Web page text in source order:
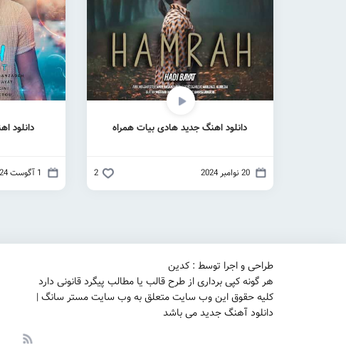
دانلود اهنگ جدید هادی بیات همراه
20 نوامبر 2024 2
دانلود
1 آگوست 2024
طراحی و اجرا توسط : کدین
هر گونه کپی برداری از طرح قالب یا مطالب پیگرد قانونی دارد
کلیه حقوق این وب سایت متعلق به وب سایت مستر سانگ |
دانلود آهنگ جدید می باشد